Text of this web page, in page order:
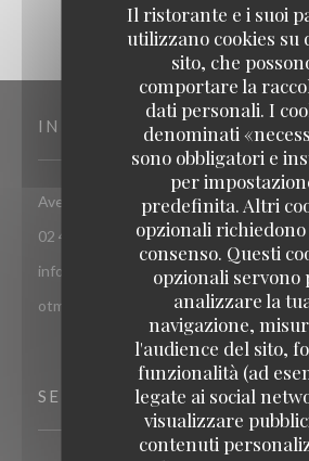
Il ristorante e i suoi
utilizzano cookies su
sito, che
comportare la
dati personali. I
denominati
sono obbligatori e
per
predefinita. Altri
opzionali
consenso. Questi
opzionali servono
analizzare la
navigazione,
l'audience del sito,
funzionalità (ad
legate ai social
visualizzare
contenuti
INDIRIZZO
Avenue de jette 85 1090 Jette
02 427 55 52
otmail.com
SEGUICI